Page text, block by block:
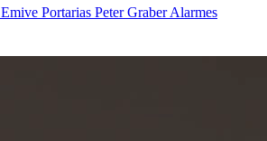
Emive Portarias Peter Graber Alarmes